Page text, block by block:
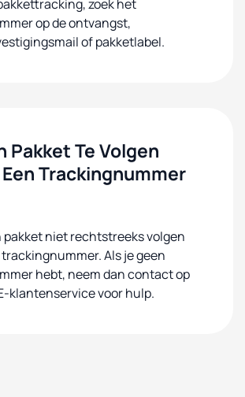
zoek het
op de ontvangst,
of pakketlabel.
Pakket Te Volgen
Trackingnummer
pakket niet rechtstreeks volgen
Als je geen
hebt, neem dan contact op
klantenservice voor hulp.